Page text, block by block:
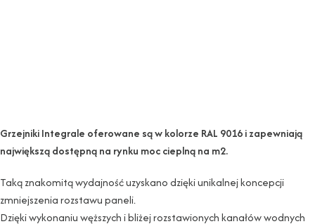
Grzejniki Integrale oferowane są w kolorze RAL 9016 i zapewniają
największą dostępną na rynku moc cieplną na m2.
Taką znakomitą wydajność uzyskano dzięki unikalnej koncepcji
zmniejszenia rozstawu paneli.
Dzięki wykonaniu węższych i bliżej rozstawionych kanałów wodnych